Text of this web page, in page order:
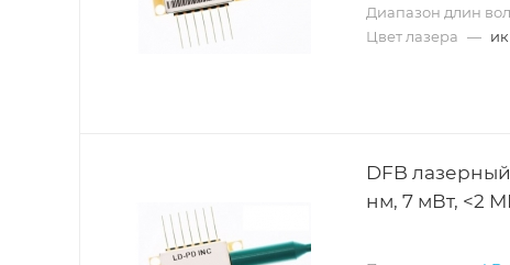
Диапазон длин
Цвет лазера —
DFB
нм, 7 мВт, <2